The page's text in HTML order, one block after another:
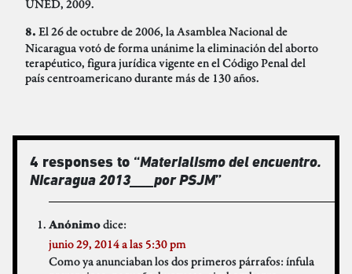
UNED, 2009.
8. El 26 de octubre de 2006, la Asamblea Nacional de
Nicaragua votó de forma unánime la eliminación del aborto
terapéutico, figura jurídica vigente en el Código Penal del
país centroamericano durante más de 130 años.
4 responses to “Materialismo del encuentro.
Nicaragua 2013___por PSJM”
Anónimodice:
junio 29, 2014 a las 5:30 pm
Como ya anunciaban los dos primeros párrafos: ínfula